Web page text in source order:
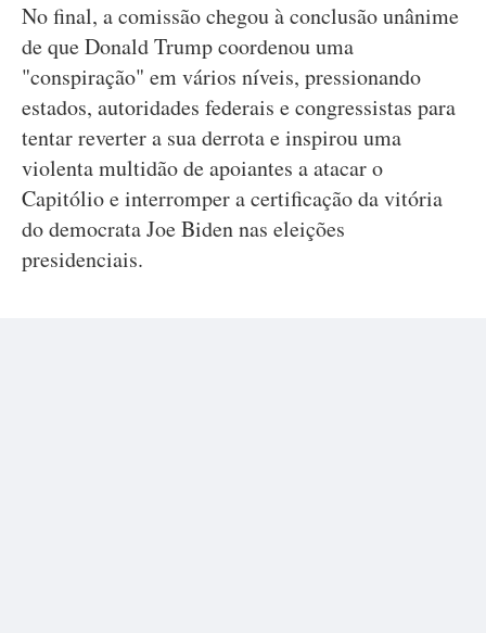
No final, a comissão chegou à conclusão unânime
de que Donald Trump coordenou uma
"conspiração" em vários níveis, pressionando
estados, autoridades federais e congressistas para
tentar reverter a sua derrota e inspirou uma
violenta multidão de apoiantes a atacar o
Capitólio e interromper a certificação da vitória
do democrata Joe Biden nas eleições
presidenciais.